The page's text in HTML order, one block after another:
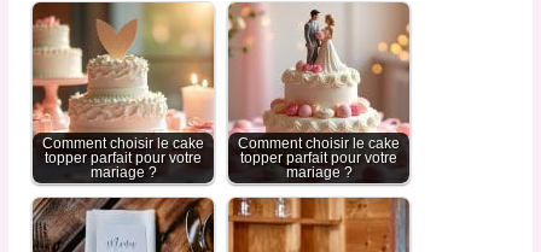
Comment choisir le cake
topper parfait pour votre
mariage ?
Comment choisir le cake
topper parfait pour votre
mariage ?